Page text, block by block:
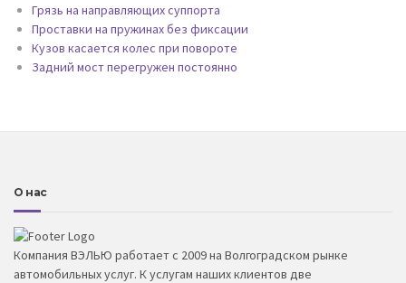
Грязь на направляющих суппорта
Проставки на пружинах без фиксации
Кузов касается колес при повороте
Задний мост перегружен постоянно
О нас
Компания ВЭЛЬЮ работает с 2009 на Волгоградском рынке
автомобильных услуг. К услугам наших клиентов две